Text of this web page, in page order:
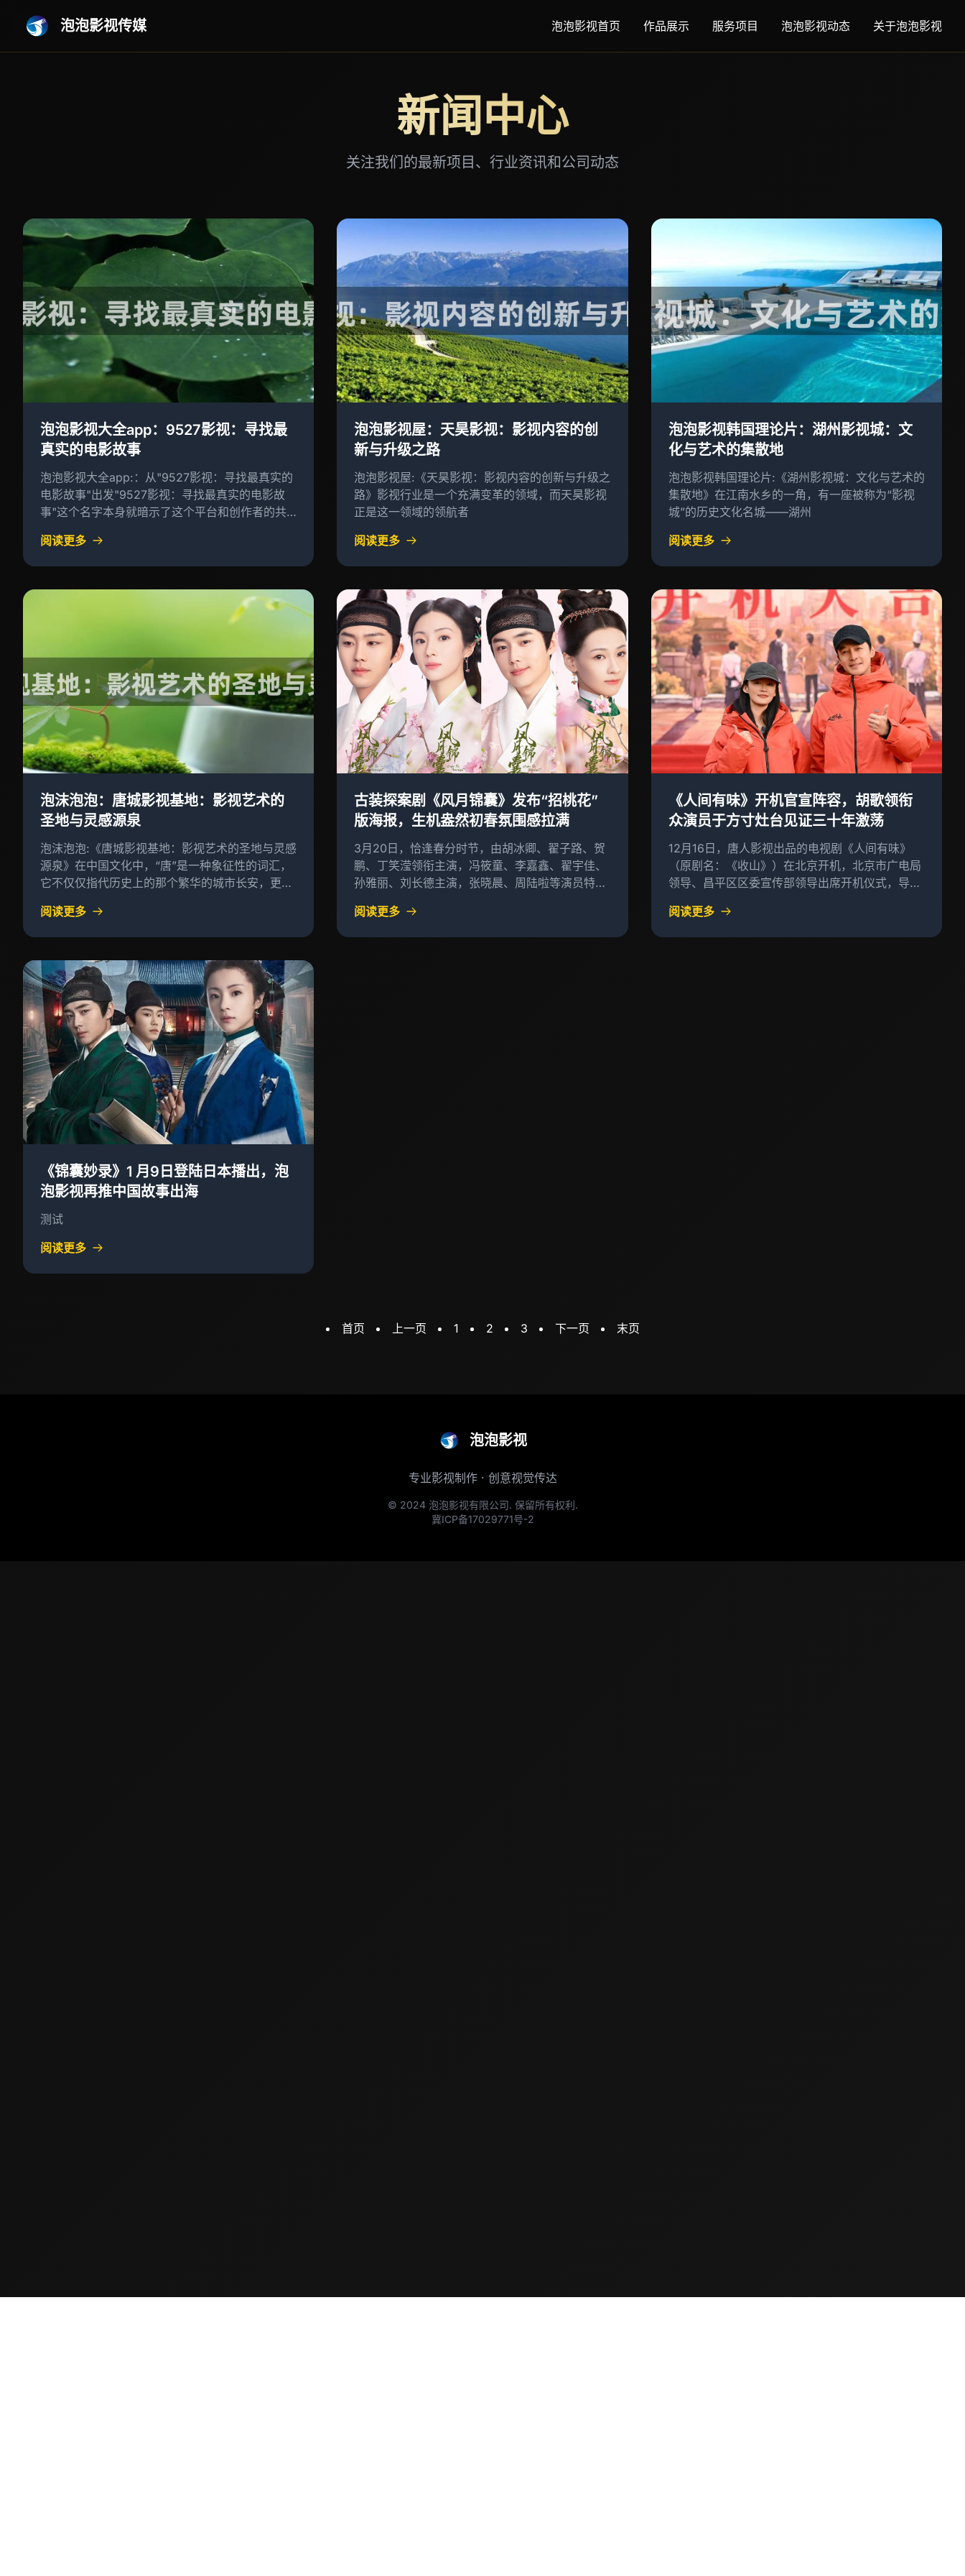
泡泡影视传媒 泡泡影视首页 作品展示 服务项目 泡泡影视动态 关于泡泡影视
新闻中心
关注我们的最新项目、行业资讯和公司动态
泡泡影视大全app：9527影视：寻找最
真实的电影故事
泡泡影视大全app:：从"9527影视：寻找最真实的
电影故事"出发"9527影视：寻找最真实的电影故
事"这个名字本身就暗示了这个平台和创作者的共
而不是虚构的或者虚幻的
阅读更多
泡泡影视屋：天昊影视：影视内容的创
新与升级之路
泡泡影视屋:《天昊影视：影视内容的创新与升级之
路》影视行业是一个充满变革的领域，而天昊影视
正是这一领域的领航者
阅读更多
泡泡影视韩国理论片：湖州影视城：文
化与艺术的集散地
泡泡影视韩国理论片:《湖州影视城：文化与艺术的
集散地》在江南水乡的一角，有一座被称为“影视
城”的历史文化名城——湖州
阅读更多
泡沫泡泡：唐城影视基地：影视艺术的
圣地与灵感源泉
泡沫泡泡:《唐城影视基地：影视艺术的圣地与灵感
源泉》在中国文化中，“唐”是一种象征性的词汇，
它不仅仅指代历史上的那个繁华的城市长安，更承
阅读更多
古装探案剧《风月锦囊》发布“招桃花”
版海报，生机盎然初春氛围感拉满
3月20日，恰逢春分时节，由胡冰卿、翟子路、贺
鹏、丁笑滢领衔主演，冯筱童、李嘉鑫、翟宇佳、
孙雅丽、刘长德主演，张晓晨、周陆啦等演员特别
阅读更多
《人间有味》开机官宣阵容，胡歌领衔
众演员于方寸灶台见证三十年激荡
12月16日，唐人影视出品的电视剧《人间有味》
（原剧名：《收山》）在北京开机，北京市广电局
领导、昌平区区委宣传部领导出席开机仪式，导演
阅读更多
《锦囊妙录》1 月9日登陆日本播出，泡
泡影视再推中国故事出海
测试
阅读更多
首页 上一页 1 2 3 下一页 末页
泡泡影视
专业影视制作 · 创意视觉传达
© 2024 泡泡影视有限公司. 保留所有权利.
冀ICP备17029771号-2